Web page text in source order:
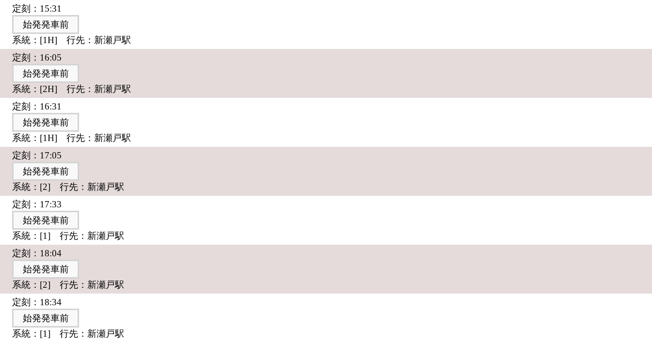
定刻：15:31
始発発車前
系統：[1H] 行先：新瀬戸駅
定刻：16:05
始発発車前
系統：[2H] 行先：新瀬戸駅
定刻：16:31
始発発車前
系統：[1H] 行先：新瀬戸駅
定刻：17:05
始発発車前
系統：[2] 行先：新瀬戸駅
定刻：17:33
始発発車前
系統：[1] 行先：新瀬戸駅
定刻：18:04
始発発車前
系統：[2] 行先：新瀬戸駅
定刻：18:34
始発発車前
系統：[1] 行先：新瀬戸駅